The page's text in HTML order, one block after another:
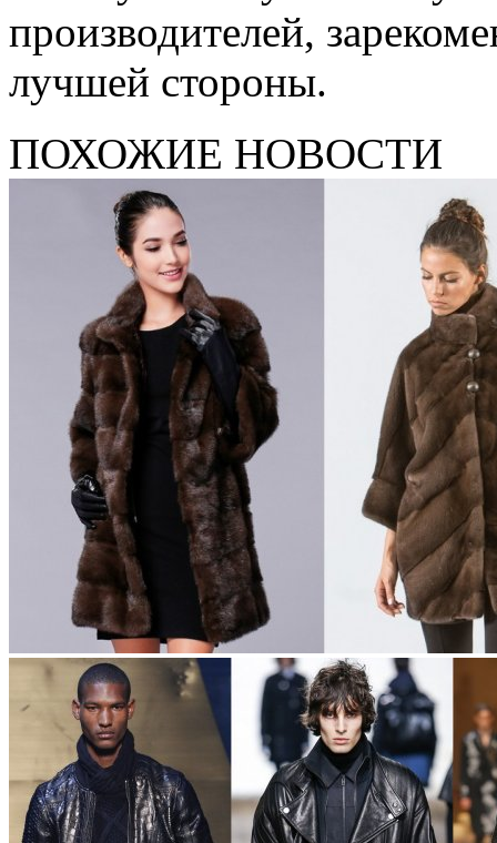
производителей,
лучшей стороны.
ПОХОЖИЕ НОВОСТИ